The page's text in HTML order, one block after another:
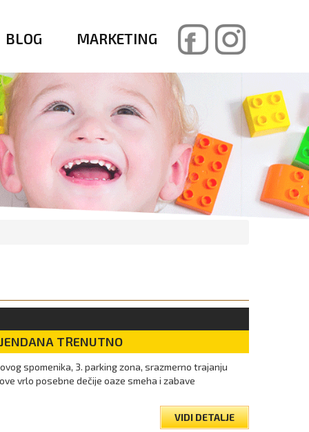
BLOG MARKETING
TRENUTNO
spomenika, 3. parking zona, srazmerno trajanju
vrlo posebne dečije oaze smeha i zabave
VIDI DETALJE